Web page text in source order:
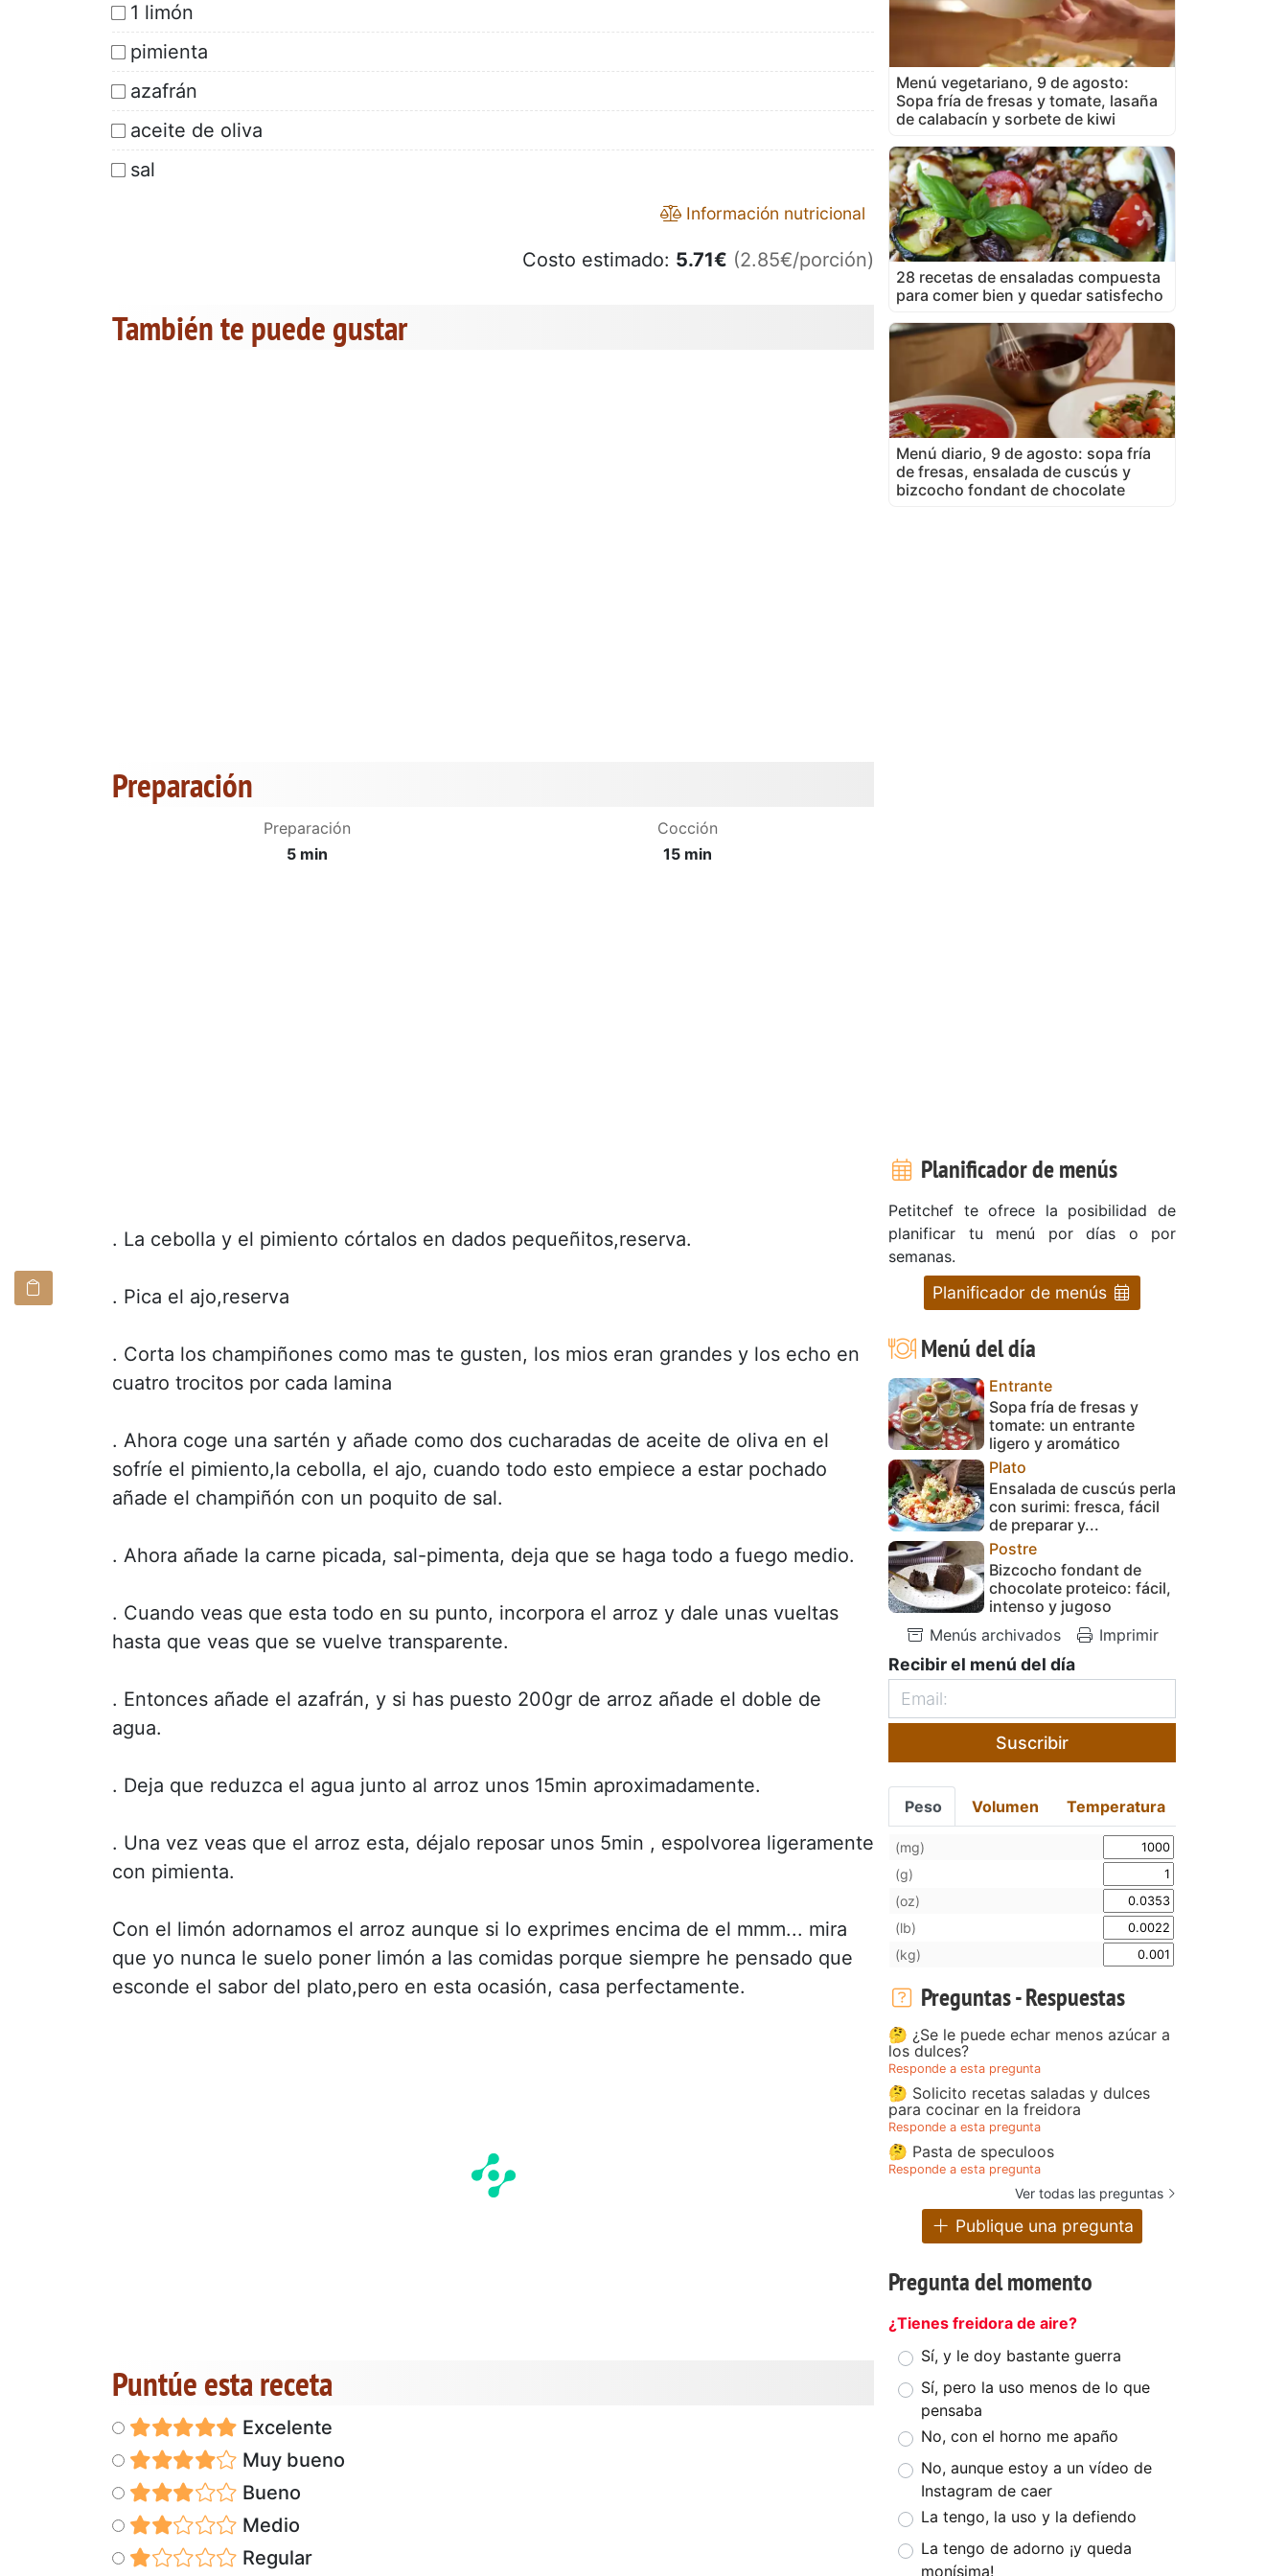
1 limón
pimienta
azafrán
aceite de oliva
sal
Información nutricional
Costo estimado: 5.71€ (2.85€/porción)
También te puede gustar
Preparación
Preparación
5 min
Cocción
15 min
. La cebolla y el pimiento córtalos en dados pequeñitos,reserva.
. Pica el ajo,reserva
. Corta los champiñones como mas te gusten, los mios eran grandes y los echo en
cuatro trocitos por cada lamina
. Ahora coge una sartén y añade como dos cucharadas de aceite de oliva en el
sofríe el pimiento,la cebolla, el ajo, cuando todo esto empiece a estar pochado
añade el champiñón con un poquito de sal.
. Ahora añade la carne picada, sal-pimenta, deja que se haga todo a fuego medio.
. Cuando veas que esta todo en su punto, incorpora el arroz y dale unas vueltas
hasta que veas que se vuelve transparente.
. Entonces añade el azafrán, y si has puesto 200gr de arroz añade el doble de
agua.
. Deja que reduzca el agua junto al arroz unos 15min aproximadamente.
. Una vez veas que el arroz esta, déjalo reposar unos 5min , espolvorea ligeramente
con pimienta.
Con el limón adornamos el arroz aunque si lo exprimes encima de el mmm... mira
que yo nunca le suelo poner limón a las comidas porque siempre he pensado que
esconde el sabor del plato,pero en esta ocasión, casa perfectamente.
Puntúe esta receta
Excelente
Muy bueno
Bueno
Medio
Regular
Menú vegetariano, 9 de agosto:
Sopa fría de fresas y tomate, lasaña
de calabacín y sorbete de kiwi
28 recetas de ensaladas compuesta
para comer bien y quedar satisfecho
Menú diario, 9 de agosto: sopa fría
de fresas, ensalada de cuscús y
bizcocho fondant de chocolate
Planificador de menús
Petitchef te ofrece la posibilidad de
planificar tu menú por días o por
semanas.
Planificador de menús
Menú del día
Entrante
Sopa fría de fresas y
tomate: un entrante
ligero y aromático
Plato
Ensalada de cuscús perla
con surimi: fresca, fácil
de preparar y...
Postre
Bizcocho fondant de
chocolate proteico: fácil,
intenso y jugoso
Menús archivados
Imprimir
Recibir el menú del día
Suscribir
Peso Volumen Temperatura
(mg)
(g)
(oz)
(lb)
(kg)
Preguntas - Respuestas
🤔 ¿Se le puede echar menos azúcar a
los dulces?
Responde a esta pregunta
🤔 Solicito recetas saladas y dulces
para cocinar en la freidora
Responde a esta pregunta
🤔 Pasta de speculoos
Responde a esta pregunta
Ver todas las preguntas
Publique una pregunta
Pregunta del momento
¿Tienes freidora de aire?
Sí, y le doy bastante guerra
Sí, pero la uso menos de lo que
pensaba
No, con el horno me apaño
No, aunque estoy a un vídeo de
Instagram de caer
La tengo, la uso y la defiendo
La tengo de adorno ¡y queda
monísima!